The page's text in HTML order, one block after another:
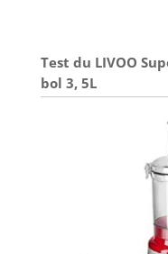
Test du LIVOO
bol 3, 5L